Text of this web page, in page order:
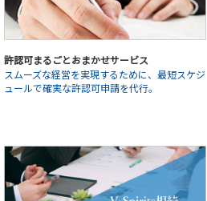
許認可まるごとおまかせサービス
スムーズな経営を実現するために、最短スケジ
ュールで確実な許認可申請を代行。